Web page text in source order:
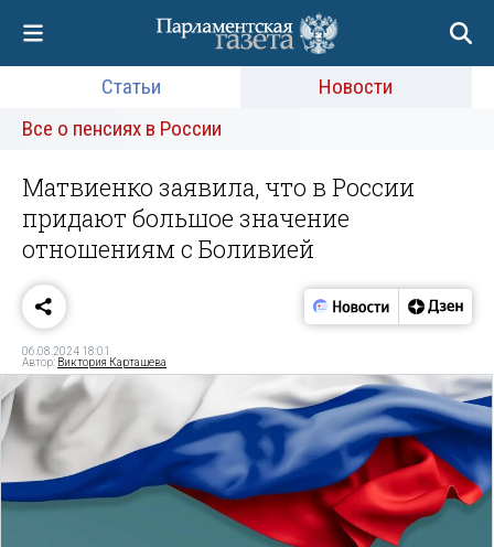
Статьи
Новости
Все о пенсиях в России
Матвиенко заявила, что в России
придают большое значение
отношениям с Боливией
06.08.2024 18:01
Автор: Виктория Карташева